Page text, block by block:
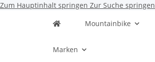
Zum Hauptinhalt springen Zur Suche springen
Mountainbike
Marken